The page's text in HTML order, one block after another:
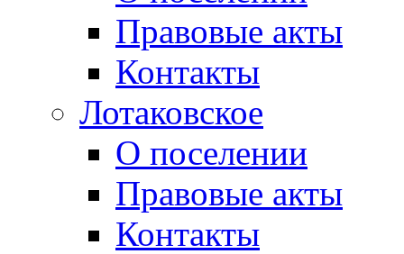
Правовые акты
Контакты
Лотаковское
О поселении
Правовые акты
Контакты